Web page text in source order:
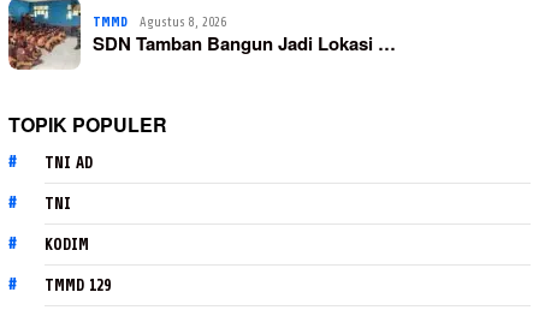
TMMD Agustus 8, 2026
SDN Tamban Bangun Jadi Lokasi …
TOPIK POPULER
TNI AD
TNI
KODIM
TMMD 129